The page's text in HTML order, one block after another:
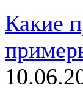
Какие